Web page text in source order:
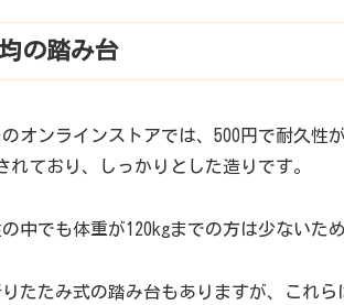
の踏み台
オンラインストアでは、500円で耐久性
れており、しっかりとした造りです。
中でも体重が120kgまでの方は少ないた
たたみ式の踏み台もありますが、これ